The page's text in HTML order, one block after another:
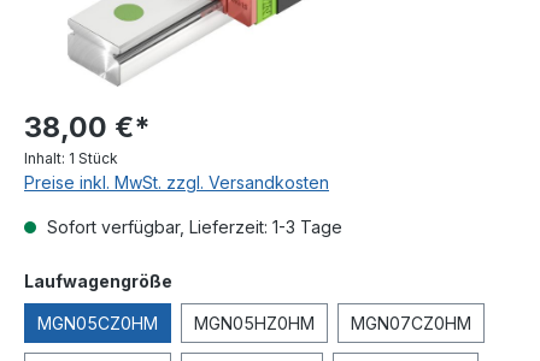
38,00 €*
Inhalt: 1 Stück
Preise inkl. MwSt. zzgl. Versandkosten
Sofort verfügbar, Lieferzeit: 1-3 Tage
Laufwagengröße
MGN05CZ0HM MGN05HZ0HM MGN07CZ0HM